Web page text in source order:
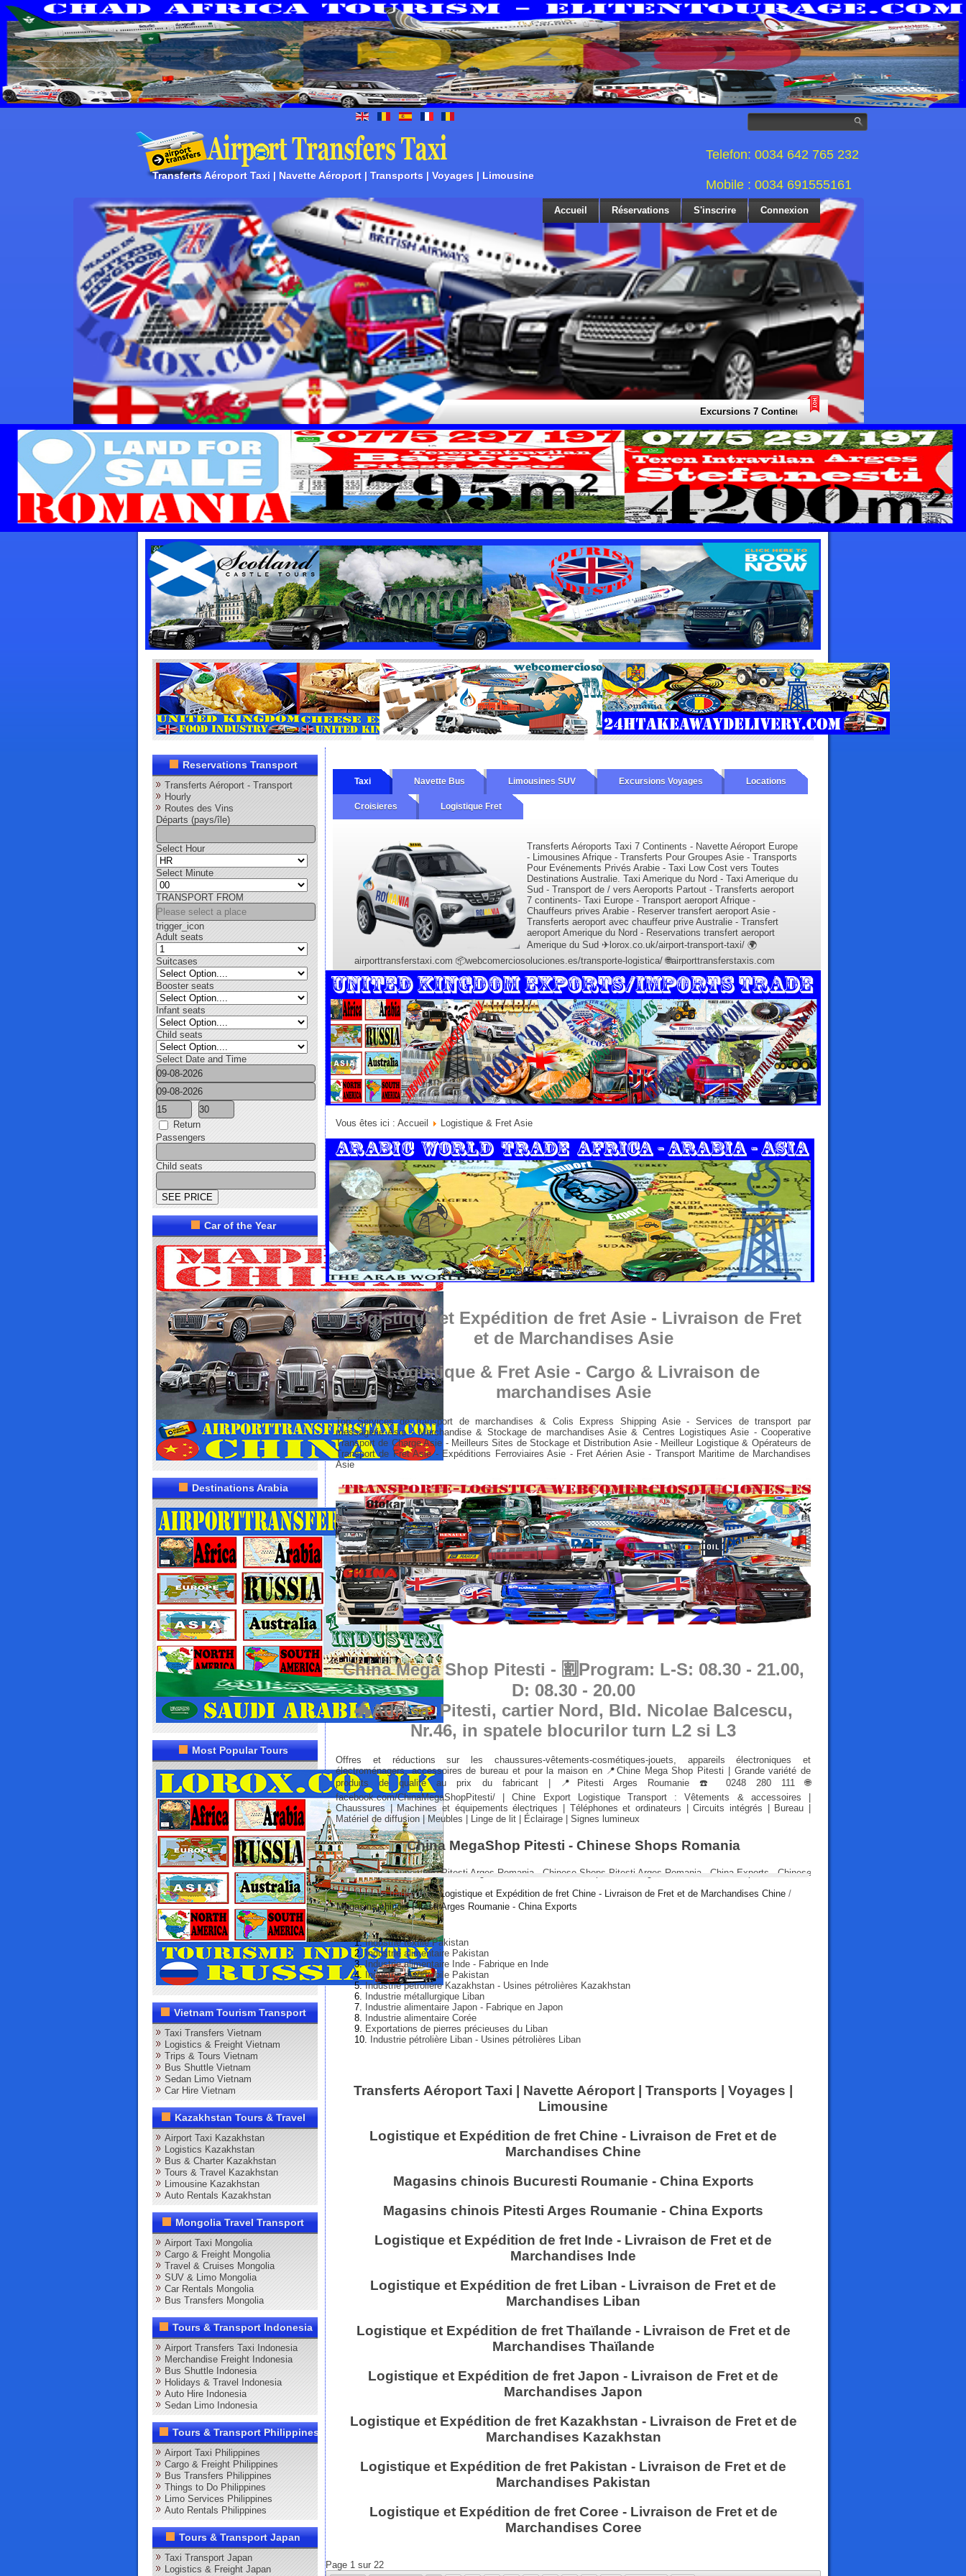
Telefon: 0034 642 765 232
Mobile : 0034 691555161
Excursions 7 Continents - Voyages et circuits Asie - Croisières
Transferts Aéroport Taxi | Navette Aéroport | Transports | Voyages | Limousine
Accueil Réservations S'inscrire Connexion
Reservations Transport
Transferts Aéroport - Transport
Hourly
Routes des Vins
Départs (pays/île)
Select Hour
Select Minute
TRANSPORT FROM
trigger_icon
Adult seats
Suitcases
Booster seats
Infant seats
Child seats
Select Date and Time
Return
Passengers
Child seats
Car of the Year
Destinations Arabia
Most Popular Tours
Vietnam Tourism Transport
Taxi Transfers Vietnam
Logistics & Freight Vietnam
Trips & Tours Vietnam
Bus Shuttle Vietnam
Sedan Limo Vietnam
Car Hire Vietnam
Kazakhstan Tours & Travel
Airport Taxi Kazakhstan
Logistics Kazakhstan
Bus & Charter Kazakhstan
Tours & Travel Kazakhstan
Limousine Kazakhstan
Auto Rentals Kazakhstan
Mongolia Travel Transport
Airport Taxi Mongolia
Cargo & Freight Mongolia
Travel & Cruises Mongolia
SUV & Limo Mongolia
Car Rentals Mongolia
Bus Transfers Mongolia
Tours & Transport Indonesia
Airport Transfers Taxi Indonesia
Merchandise Freight Indonesia
Bus Shuttle Indonesia
Holidays & Travel Indonesia
Auto Hire Indonesia
Sedan Limo Indonesia
Tours & Transport Philippines
Airport Taxi Philippines
Cargo & Freight Philippines
Bus Transfers Philippines
Things to Do Philippines
Limo Services Philippines
Auto Rentals Philippines
Tours & Transport Japan
Taxi Transport Japan
Logistics & Freight Japan
Taxi Navette Bus Limousines SUV Excursions Voyages Locations
Croisieres Logistique Fret
Transferts Aéroports Taxi 7 Continents - Navette Aéroport Europe
- Limousines Afrique - Transferts Pour Groupes Asie - Transports
Pour Evénements Privés Arabie - Taxi Low Cost vers Toutes
Destinations Australie. Taxi Amerique du Nord - Taxi Amerique du
Sud - Transport de / vers Aeroports Partout - Transferts aeroport
7 continents- Taxi Europe - Transport aeroport Afrique -
Chauffeurs prives Arabie - Reserver transfert aeroport Asie -
Transferts aeroport avec chauffeur prive Australie - Transfert
aeroport Amerique du Nord - Reservations transfert aeroport
Amerique du Sud ✈lorox.co.uk/airport-transport-taxi/ 🌍
airporttransferstaxi.com 📦webcomerciosoluciones.es/transporte-logistica/ 🌐airporttransferstaxis.com
🆕elitentourage.com
Vous êtes ici : Accueil Logistique & Fret Asie
Logistique et Expédition de fret Asie - Livraison de Fret
et de Marchandises Asie
Logistique & Fret Asie - Cargo & Livraison de
marchandises Asie
Top Services de transport de marchandises & Colis Express Shipping Asie - Services de transport par
messagerie Asie - Marchandise & Stockage de marchandises Asie & Centres Logistiques Asie - Cooperative
Transport de Charge Asie - Meilleurs Sites de Stockage et Distribution Asie - Meilleur Logistique & Opérateurs de
Transport de Fret Asie - Expéditions Ferroviaires Asie - Fret Aérien Asie - Transport Maritime de Marchandises
Asie
China Mega Shop Pitesti - 🈹Program: L-S: 08.30 - 21.00,
D: 08.30 - 20.00
🐲Adresa: Pitesti, cartier Nord, Bld. Nicolae Balcescu,
Nr.46, in spatele blocurilor turn L2 si L3
Offres et réductions sur les chaussures-vêtements-cosmétiques-jouets, appareils électroniques et
électroménagers, accessoires de bureau et pour la maison en 📍Chine Mega Shop Pitesti | Grande variété de
produits de qualité au prix du fabricant | 📍Pitesti Arges Roumanie ☎️ 0248 280 111 🌐
facebook.com/ChinaMegaShopPitesti/ | Chine Export Logistique Transport : Vêtements & accessoires |
Chaussures | Machines et équipements électriques | Téléphones et ordinateurs | Circuits intégrés | Bureau |
Matériel de diffusion | Meubles | Linge de lit | Éclairage | Signes lumineux
China MegaShop Pitesti - Chinese Shops Romania
Type de transports :Logistique et Expédition de fret Chine - Livraison de Fret et de Marchandises Chine /
Magasins chinois Pitesti Arges Roumanie - China Exports
Industrie textile Pakistan
Industrie alimentaire Pakistan
Industrie alimentaire Inde - Fabrique en Inde
Industrie automobile Pakistan
Industrie pétrolière Kazakhstan - Usines pétrolières Kazakhstan
Industrie métallurgique Liban
Industrie alimentaire Japon - Fabrique en Japon
Industrie alimentaire Corée
Exportations de pierres précieuses du Liban
Industrie pétrolière Liban - Usines pétrolières Liban
Transferts Aéroport Taxi | Navette Aéroport | Transports | Voyages |
Limousine
Logistique et Expédition de fret Chine - Livraison de Fret et de
Marchandises Chine
Magasins chinois Bucuresti Roumanie - China Exports
Magasins chinois Pitesti Arges Roumanie - China Exports
Logistique et Expédition de fret Inde - Livraison de Fret et de
Marchandises Inde
Logistique et Expédition de fret Liban - Livraison de Fret et de
Marchandises Liban
Logistique et Expédition de fret Thaïlande - Livraison de Fret et de
Marchandises Thaïlande
Logistique et Expédition de fret Japon - Livraison de Fret et de
Marchandises Japon
Logistique et Expédition de fret Kazakhstan - Livraison de Fret et de
Marchandises Kazakhstan
Logistique et Expédition de fret Pakistan - Livraison de Fret et de
Marchandises Pakistan
Logistique et Expédition de fret Coree - Livraison de Fret et de
Marchandises Coree
Page 1 sur 22